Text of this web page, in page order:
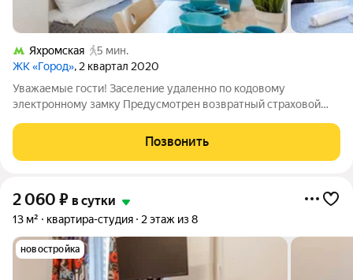
Яхромская
5 мин.
ЖК «Город», 2 квартал 2020
Уважаемые гости! Заселение удаленно по кодовому
электронному замку Предусмотрен возвратный страховой
принятия квартиры горничной. В случае нарушения правил
проживания, либо порчу имущества залог
Позвонить
2 060 ₽ в сутки
13 м² квартира-студия 2 этаж из 8
новостройка